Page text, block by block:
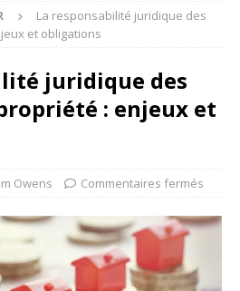
La responsabilité juridique des
et obligations
juridique des
: enjeux et
Owens Commentaires fermés